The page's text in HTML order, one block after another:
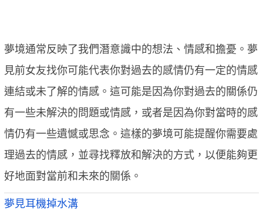
夢境通常反映了我們潛意識中的想法、情感和擔憂。夢
見前女友找你可能代表你對過去的感情仍有一定的情感
連結或未了解的情感。這可能是因為你對過去的關係仍
有一些未解決的問題或情感，或者是因為你對當時的感
情仍有一些遺憾或思念。這樣的夢境可能提醒你需要處
理過去的情感，並尋找釋放和解決的方式，以便能夠更
好地面對當前和未來的關係。
夢見耳機掉水溝